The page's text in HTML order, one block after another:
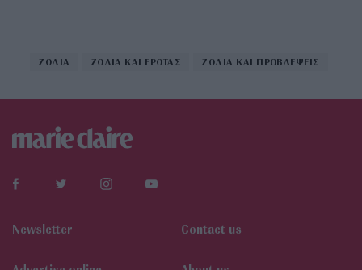
ΖΩΔΙΑ ΖΩΔΙΑ ΚΑΙ ΕΡΩΤΑΣ ΖΩΔΙΑ ΚΑΙ ΠΡΟΒΛΕΨΕΙΣ
Newsletter Contact us